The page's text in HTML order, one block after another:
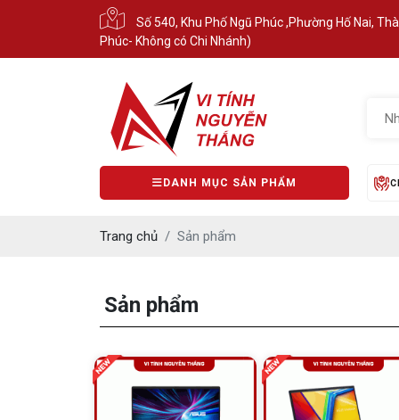
Số 540, Khu Phố Ngũ Phúc ,Phường Hố Nai,
Phúc- Không có Chi Nhánh)
DANH MỤC SẢN PHẨM
Trang chủ Sản phẩm
Sản phẩm